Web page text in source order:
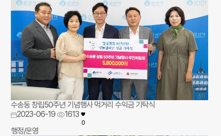
수송동 창립50주년 기념행사 먹거리 수익금 기탁식
2023-06-19
1613
0
행정/운영